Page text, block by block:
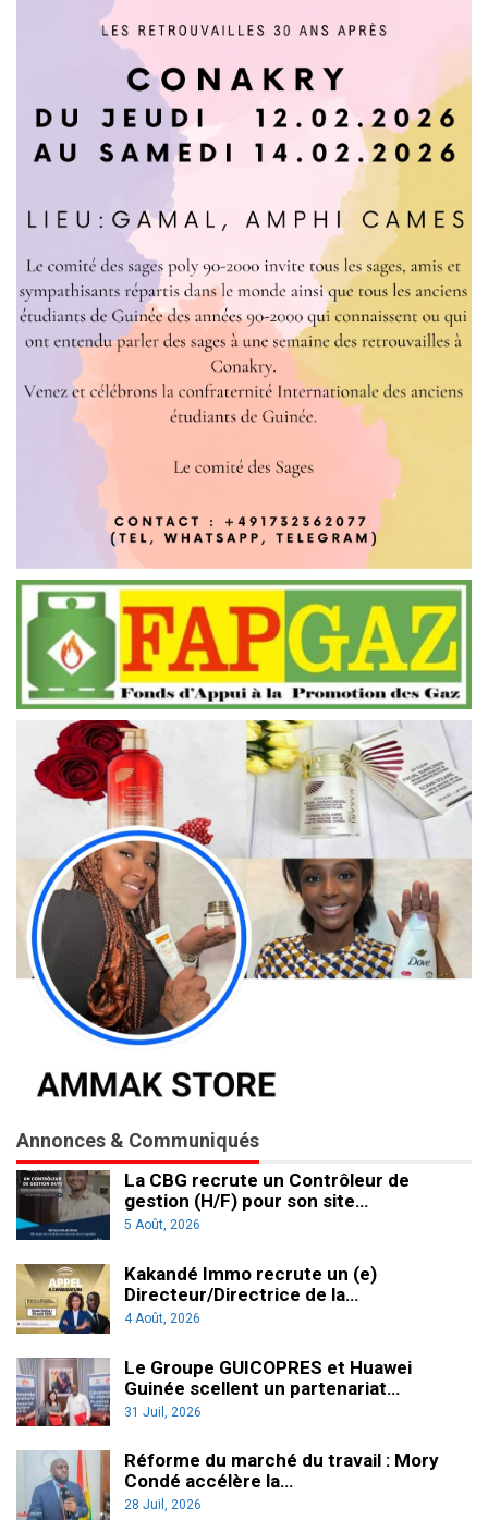
Annonces & Communiqués
La CBG recrute un Contrôleur de
gestion (H/F) pour son site…
5 Août, 2026
Kakandé Immo recrute un (e)
Directeur/Directrice de la…
4 Août, 2026
Le Groupe GUICOPRES et Huawei
Guinée scellent un partenariat…
31 Juil, 2026
Réforme du marché du travail : Mory
Condé accélère la…
28 Juil, 2026